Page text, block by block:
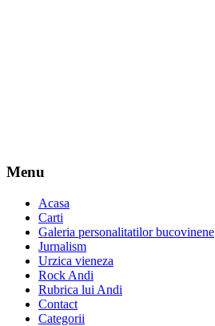
Menu
Acasa
Carti
Galeria personalitatilor bucovinene
Jurnalism
Urzica vieneza
Rock Andi
Rubrica lui Andi
Contact
Categorii